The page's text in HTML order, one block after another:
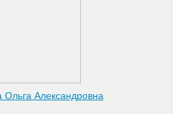
Ольга Александровна